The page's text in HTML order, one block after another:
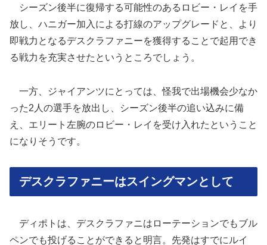
シーズン後半に復帰する可能性のあるロビー・レイを手
放し、ハニガー加入による打線のアップグレードと、より
即戦力となるデスクラファニーを獲得することで起用でき
る戦力を充実させたというところでしょう。
一方、ジャイアンツにとっては、怪我で出場機会少なか
った2人の選手を放出し、シーズン後半の追い込みに備
え、エリート左腕のロビー・レイを受け入れたということ
になりそうです。
デスクラファニーはスイングマンとして
ディポトは、デスクラファニはローテーションでもブル
ペンでも投げることができると明言。先発はすでにルイ